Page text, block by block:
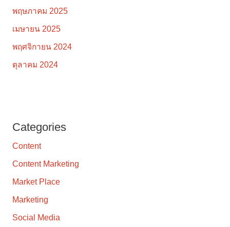
พฤษภาคม 2025
เมษายน 2025
พฤศจิกายน 2024
ตุลาคม 2024
Categories
Content
Content Marketing
Market Place
Marketing
Social Media